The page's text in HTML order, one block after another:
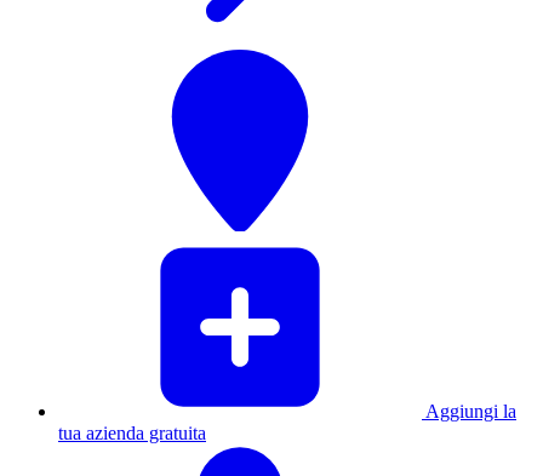
Aggiungi la
tua azienda gratuita